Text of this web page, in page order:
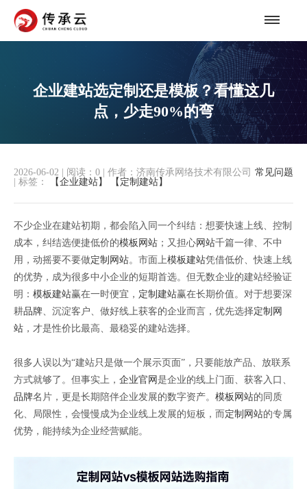
企业建站选定制还是模板？看懂这几
点，少走90%的弯
常见问题
2026-06-02 阅读： 0
作者：济南传承网络技术有限公司
标签： 【企业建站】 【定制建站】
不少企业在建站初期，都会陷入同一个纠结：想要快速上线、控制
成本，纠结选便捷低价的模板网站 ；又担心网站千篇一律、不中
用，动摇要不要做定制网站。市面上模板建站凭借低价、快速上线
的优势，成为很多中小企业的短期首选。但无数企业的建站经验证
明： 模板建站赢在一时便宜， 定制建站赢在长期价值。对于想要深
耕品牌、沉淀客户、做好线上获客的企业而言，优先选择定制网
站 ，才是性价比最高、最稳妥的建站选择。
很多人误以为“建站只是做一个展示页面”，只要能放产品、放联系
方式就够了。但事实上， 企业官网 是企业的线上门面、获客入口、
品牌名片，更是长期陪伴企业发展的数字资产。 模板网站的同质
化、局限性，会慢慢成为企业线上发展的短板，而 定制网站的专属
优势，能持续为企业经营赋能。